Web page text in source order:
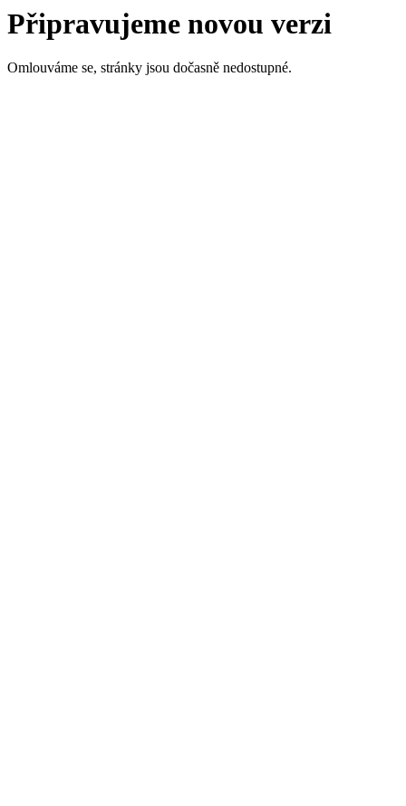
Připravujeme novou verzi
Omlouváme se, stránky jsou dočasně nedostupné.